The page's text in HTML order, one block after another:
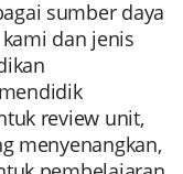
sumber daya
dan jenis
review unit,
menyenangkan,